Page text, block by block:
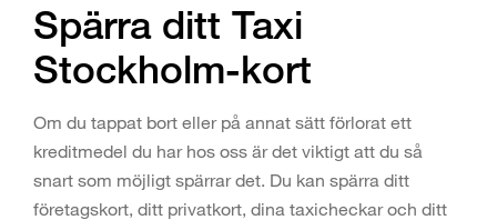
Spärra ditt Taxi
Stockholm-kort
Om du tappat bort eller på annat sätt förlorat ett
kreditmedel du har hos oss är det viktigt att du så
snart som möjligt spärrar det. Du kan spärra ditt
företagskort, ditt privatkort, dina taxicheckar och ditt